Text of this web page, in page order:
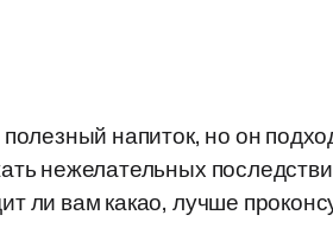
напиток, но он
нежелательных
ли вам какао, лучше